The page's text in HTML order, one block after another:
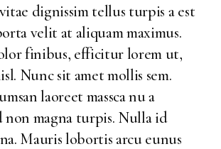
dignissim tellus turpis a est
velit at aliquam maximus.
finibus, efficitur lorem ut,
Nunc sit amet mollis sem.
laoreet massca nu a
non magna turpis. Nulla id
Mauris lobortis arcu eunus